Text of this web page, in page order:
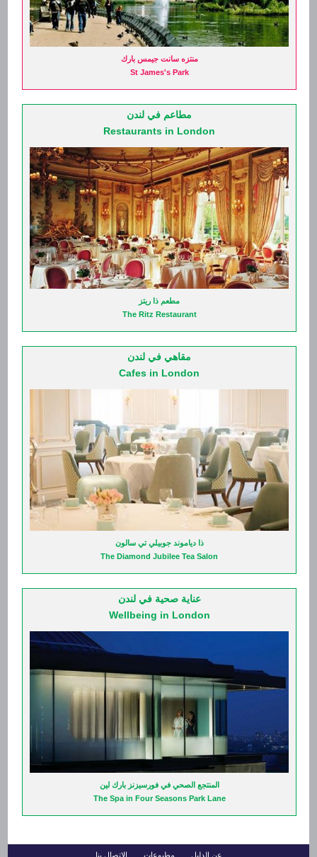
ميفير Mayfair
ساوث كنسينغتون
شقة بغرفتين نوم
2 Bedrooms Flat
كنسينغتون Kensington
منزل بخمس غرف نوم
5 Bedrooms House
كنسينغتون